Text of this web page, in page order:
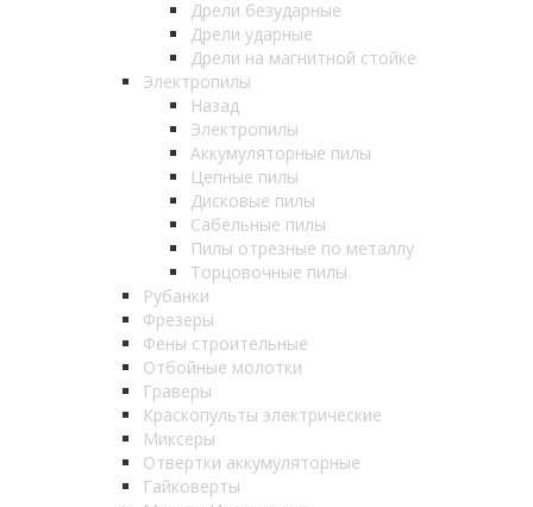
Дрели безударные
Дрели ударные
Дрели на магнитной стойке
Электропилы
Назад
Электропилы
Аккумуляторные пилы
Цепные пилы
Дисковые пилы
Сабельные пилы
Пилы отрезные по металлу
Торцовочные пилы
Рубанки
Фрезеры
Фены строительные
Отбойные молотки
Граверы
Краскопульты электрические
Миксеры
Отвертки аккумуляторные
Гайковерты